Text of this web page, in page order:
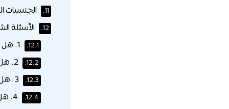
11. الجنسيات
12. الأسئلة
12.1.
12.2.
12.3.
12.4.